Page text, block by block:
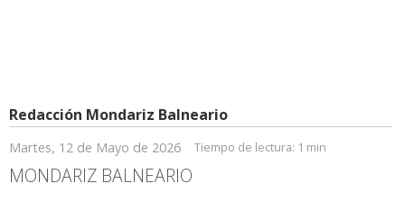
Redacción Mondariz Balneario
Martes, 12 de Mayo de 2026 Tiempo de lectura: 1 min
MONDARIZ BALNEARIO